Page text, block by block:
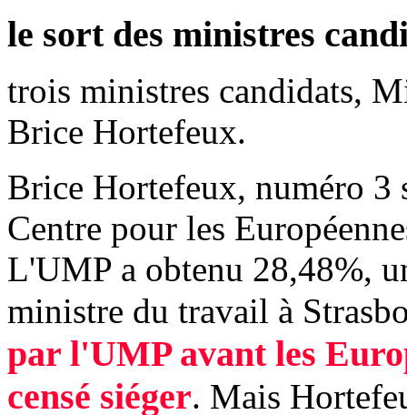
le sort des ministres
trois ministres candidats,
Brice Hortefeux.
Brice Hortefeux, numéro 3
Centre pour les
L'UMP a obtenu 28,48%,
ministre du travail à
par l'UMP avant les
censé siéger. Mais